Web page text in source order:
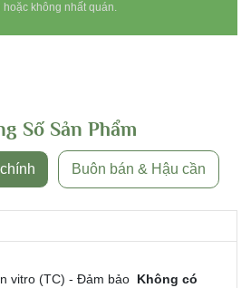
không nhất quán.
Số Sản Phẩm
Buôn bán & Hậu cần
vitro (TC) - Đảm bảo Không có